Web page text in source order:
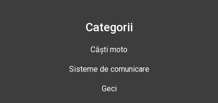
Categorii
Căști moto
Sisteme de comunicare
Geci